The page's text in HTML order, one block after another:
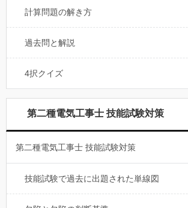
計算問題の解き方
過去問と解説
4択クイズ
第二種電気工事士 技能試験対策
第二種電気工事士 技能試験対策
技能試験で過去に出題された単線図